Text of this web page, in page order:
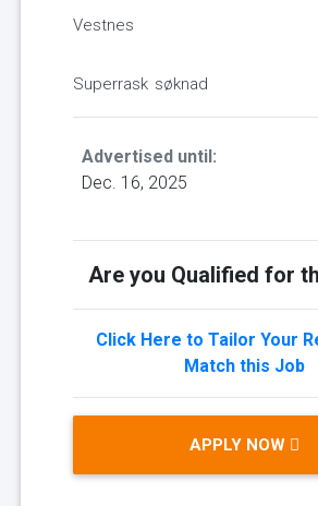
Vestnes
Superrask søknad
Advertised until:
Dec. 16, 2025
Are you Qualified for
Click Here to Tailor Your
Match this Job
APPLY NOW